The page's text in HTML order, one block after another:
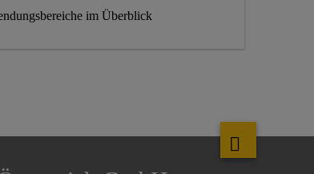
im Überblick